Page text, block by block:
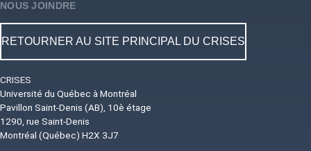
NOUS JOINDRE
RETOURNER AU SITE PRINCIPAL DU CRISES
CRISES
Université du Québec à Montréal
Pavillon Saint-Denis (AB), 10è étage
1290, rue Saint-Denis
Montréal (Québec) H2X 3J7